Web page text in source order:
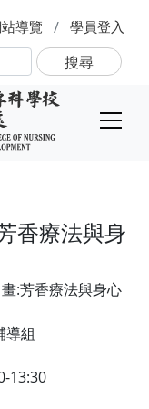
導覽 學員登入
搜尋
香療法與身
:芳香療法與身心
導組
13:30